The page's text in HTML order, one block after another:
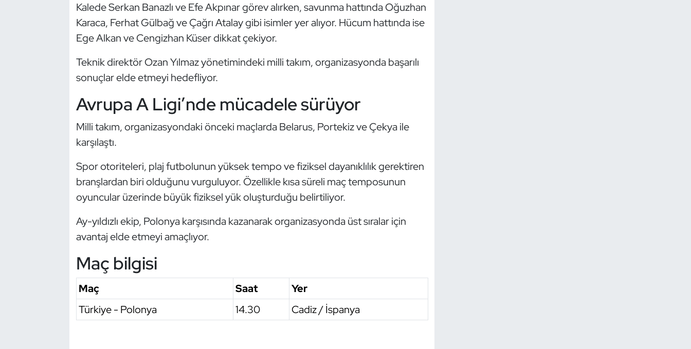
Kalede Serkan Banazlı ve Efe Akpınar görev alırken, savunma hattında Oğuzhan
Karaca, Ferhat Gülbağ ve Çağrı Atalay gibi isimler yer alıyor. Hücum hattında ise
Ege Alkan ve Cengizhan Küser dikkat çekiyor.
Teknik direktör Ozan Yılmaz yönetimindeki milli takım, organizasyonda başarılı
sonuçlar elde etmeyi hedefliyor.
Avrupa A Ligi’nde mücadele sürüyor
Milli takım, organizasyondaki önceki maçlarda Belarus, Portekiz ve Çekya ile
karşılaştı.
Spor otoriteleri, plaj futbolunun yüksek tempo ve fiziksel dayanıklılık gerektiren
branşlardan biri olduğunu vurguluyor. Özellikle kısa süreli maç temposunun
oyuncular üzerinde büyük fiziksel yük oluşturduğu belirtiliyor.
Ay-yıldızlı ekip, Polonya karşısında kazanarak organizasyonda üst sıralar için
avantaj elde etmeyi amaçlıyor.
Maç bilgisi
Maç Saat
Yer
Türkiye - Polonya
14.30 Cadiz / İspanya
Modern Pentatlon
Motor Sporları
Özel Sporcular